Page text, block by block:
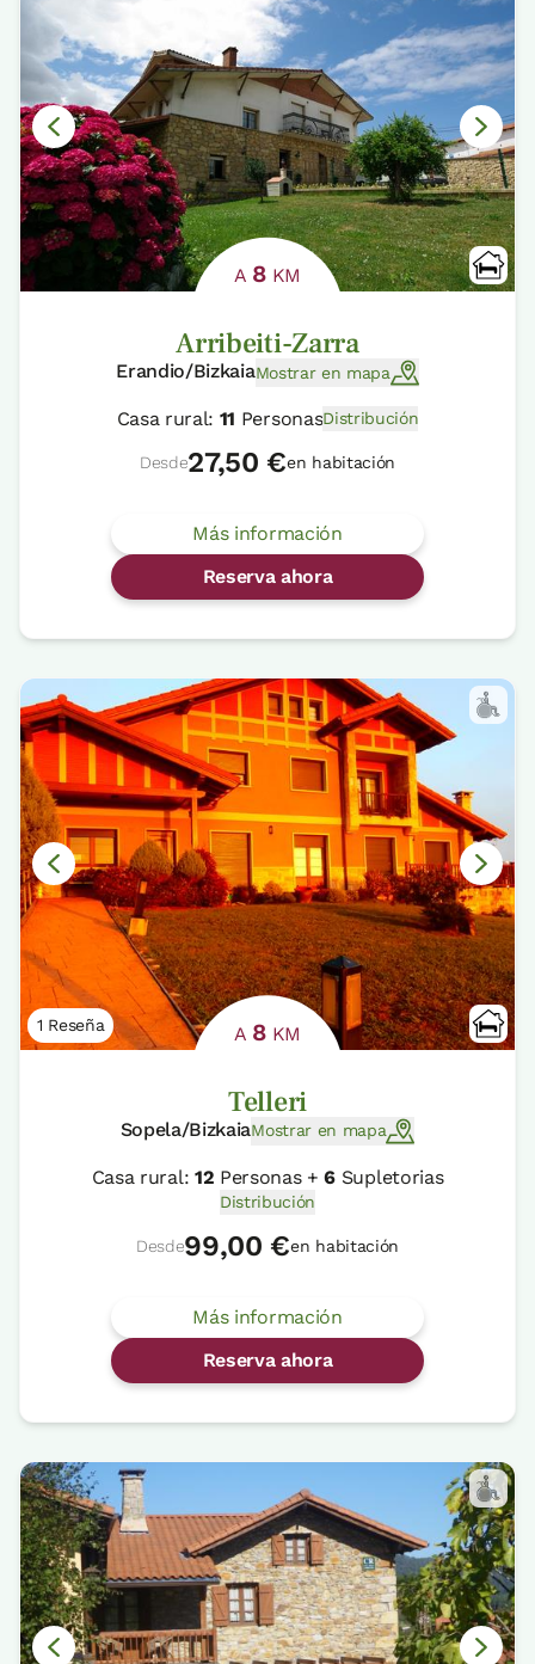
A 8 KM
Arribeiti-Zarra
Erandio/BizkaiaMostrar en mapa
Casa rural: 11 PersonasDistribución
Desde27,50 €en habitación
Más información
Reserva ahora
1 Reseña A 8 KM
Telleri
Sopela/BizkaiaMostrar en mapa
Casa rural: 12 Personas +6 Supletorias
Distribución
Desde99,00 €en habitación
Más información
Reserva ahora